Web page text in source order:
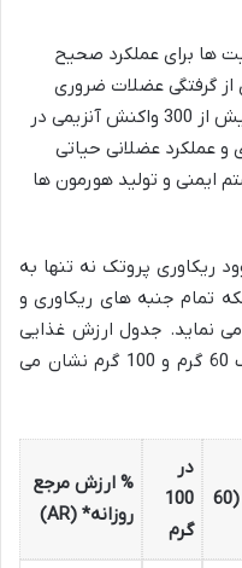
ها برای عملکرد صحیح
از گرفتگی عضلات ضروری
هستند. منیزیم به خصوص در بیش از 300 واکنش آنزیمی در
و عملکرد عضلانی حیاتی
ایمنی و تولید هورمون ها
ریکاوری پروتک نه تنها به
تمام جنبه های ریکاوری و
می نماید. جدول ارزش غذایی
زیر جزئیات ترکیبات را در هر سروینگ 60 گرم و 100 گرم نشان می
سروینگ (60
در
100
گرم
% ارزش مرجع
روزانه* (AR)